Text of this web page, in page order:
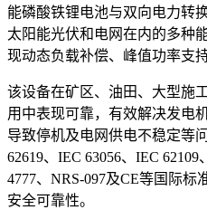
能磷酸铁锂电池与双向电力转
太阳能光伏和电网在内的多种
现动态负载补偿、峰值功率支
该设备在矿区、油田、大型施
用中表现可靠，有效解决发电
导致停机及电网供电不稳定等
62619、IEC 63056、IEC 62109
4777、NRS-097及CE等国际
安全可靠性。